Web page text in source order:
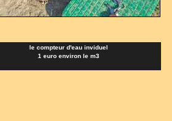
le compteur d'eau inviduel
1 euro environ le m3